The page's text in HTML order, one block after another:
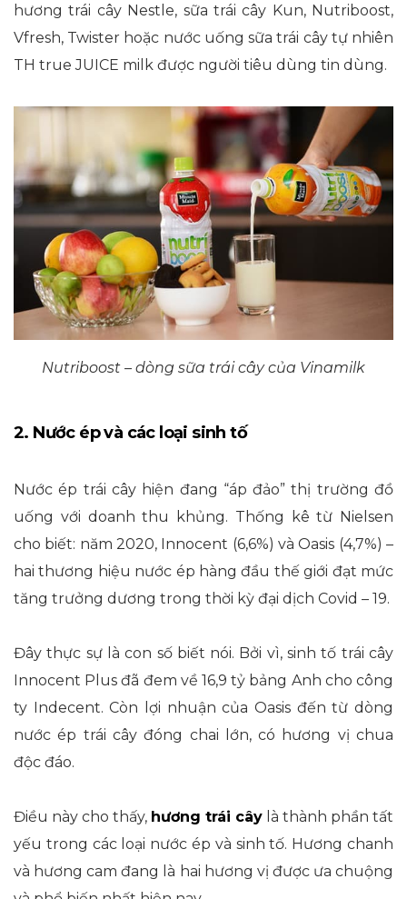
hương trái cây Nestle, sữa trái cây Kun, Nutriboost,
Vfresh, Twister hoặc nước uống sữa trái cây tự nhiên
TH true JUICE milk được người tiêu dùng tin dùng.
Nutriboost – dòng sữa trái cây của Vinamilk
2. Nước ép và các loại sinh tố
Nước ép trái cây hiện đang “áp đảo” thị trường đồ
uống với doanh thu khủng. Thống kê từ Nielsen
cho biết: năm 2020, Innocent (6,6%) và Oasis (4,7%) –
hai thương hiệu nước ép hàng đầu thế giới đạt mức
tăng trưởng dương trong thời kỳ đại dịch Covid – 19.
Đây thực sự là con số biết nói. Bởi vì, sinh tố trái cây
Innocent Plus đã đem về 16,9 tỷ bảng Anh cho công
ty Indecent. Còn lợi nhuận của Oasis đến từ dòng
nước ép trái cây đóng chai lớn, có hương vị chua
độc đáo.
Điều này cho thấy, hương trái cây là thành phần tất
yếu trong các loại nước ép và sinh tố. Hương chanh
và hương cam đang là hai hương vị được ưa chuộng